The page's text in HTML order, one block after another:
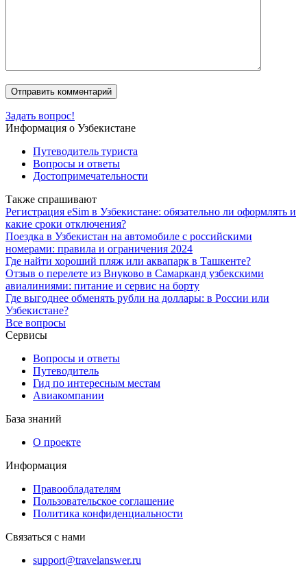
Задать вопрос!
Информация о Узбекистане
Путеводитель туриста
Вопросы и ответы
Достопримечательности
Также спрашивают
Регистрация eSim в Узбекистане: обязательно ли оформлять и
какие сроки отключения?
Поездка в Узбекистан на автомобиле с российскими
номерами: правила и ограничения 2024
Где найти хороший пляж или аквапарк в Ташкенте?
Отзыв о перелете из Внуково в Самарканд узбекскими
авиалиниями: питание и сервис на борту
Где выгоднее обменять рубли на доллары: в России или
Узбекистане?
Все вопросы
Сервисы
Вопросы и ответы
Путеводитель
Гид по интересным местам
Авиакомпании
База знаний
О проекте
Информация
Правообладателям
Пользовательское соглашение
Политика конфиденциальности
Связаться с нами
support@travelanswer.ru